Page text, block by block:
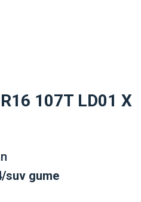
107T LD01 X
suv gume